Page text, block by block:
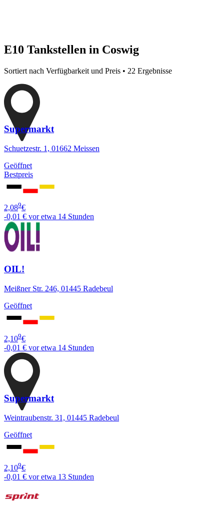
E10 Tankstellen in Coswig
Sortiert nach Verfügbarkeit und Preis • 22 Ergebnisse
Supermarkt
Schuetzestr. 1, 01662 Meissen
Geöffnet
Bestpreis
2,089€
-0,01 € vor etwa 14 Stunden
OIL!
Meißner Str. 246, 01445 Radebeul
Geöffnet
2,109€
-0,01 € vor etwa 14 Stunden
Supermarkt
Weintraubenstr. 31, 01445 Radebeul
Geöffnet
2,109€
-0,01 € vor etwa 13 Stunden